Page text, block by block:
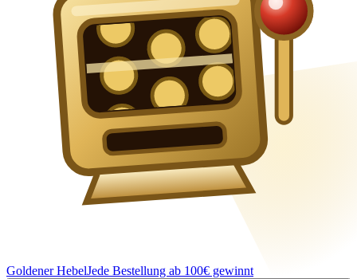
Goldener HebelJede Bestellung ab 100€ gewinnt